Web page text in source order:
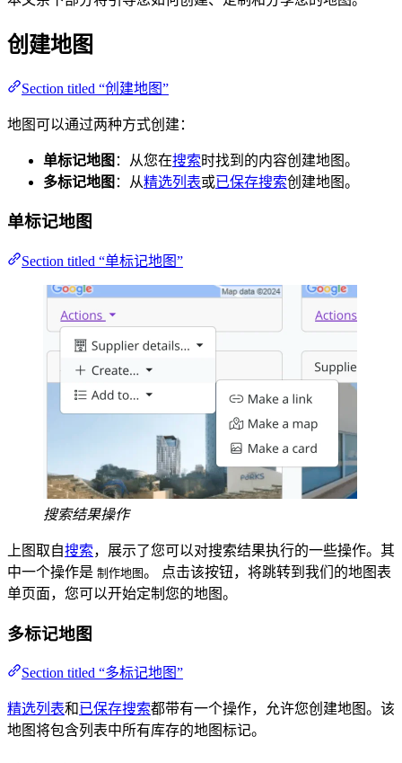
创建地图
Section titled “创建地图”
地图可以通过两种方式创建：
单标记地图 ：从您在搜索时找到的内容创建地图。
多标记地图 ：从精选列表或已保存搜索创建地图。
单标记地图
Section titled “单标记地图”
搜索结果操作
上图取自搜索，展示了您可以对搜索结果执行的一些操作。其
中一个操作是 制作地图。 点击该按钮，将跳转到我们的地图表
单页面，您可以开始定制您的地图。
多标记地图
Section titled “多标记地图”
精选列表和已保存搜索都带有一个操作，允许您创建地图。该
地图将包含列表中所有库存的地图标记。